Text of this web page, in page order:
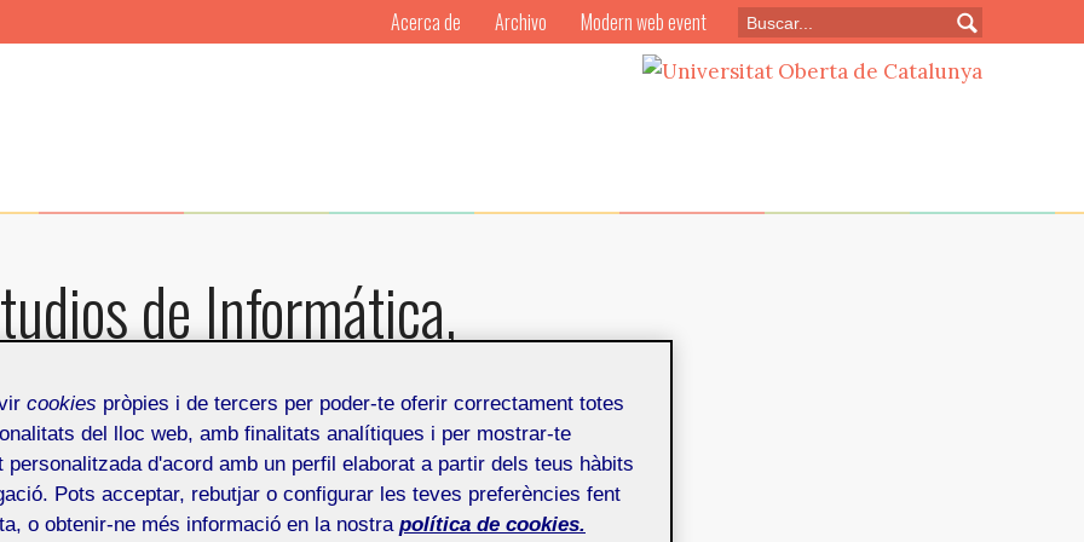
de Informática,
PorMosaic Publicado en 25 de novembre de 2019
30 de noviembre se va a celebrar el Acto de Graduación del
Acerca de Archivo Modern web event
cookies pròpies i de tercers per poder-te oferir correctament totes
del lloc web, amb finalitats analítiques i per mostrar-te
personalitzada d'acord amb un perfil elaborat a partir dels teus hàbits
Pots acceptar, rebutjar o configurar les teves preferències fent
o obtenir-ne més informació en la nostra política de cookies.